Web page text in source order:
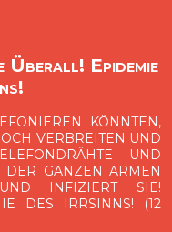
Epidemie
KÖNNTEN,
VERBREITEN UND
UND
GANZEN ARMEN
INFIZIERT SIE!
DES IRRSINNS! (12